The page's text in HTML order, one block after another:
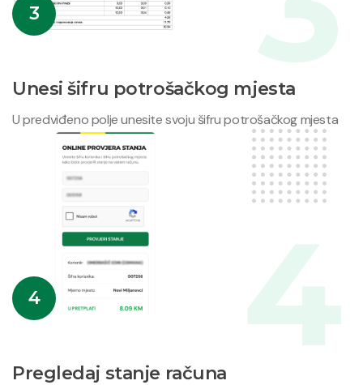
3
Unesi šifru potrošačkog mjesta
U predviđeno polje unesite svoju šifru potrošačkog mjesta
4
Pregledaj stanje računa